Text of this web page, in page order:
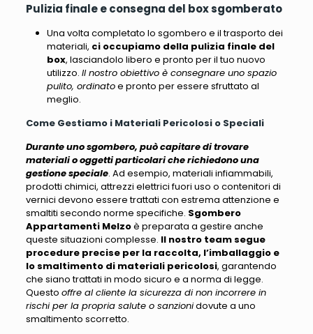
Pulizia finale e consegna del box sgomberato
Una volta completato lo sgombero e il trasporto dei
materiali, ci occupiamo della pulizia finale del
box, lasciandolo libero e pronto per il tuo nuovo
utilizzo. Il nostro obiettivo è consegnare uno spazio
pulito, ordinatoe pronto per essere sfruttato al
meglio.
Come Gestiamo i Materiali Pericolosi o Speciali
Durante uno sgombero, può capitare di trovare
materiali o oggetti particolari che richiedono una
gestione speciale. Ad esempio, materiali infiammabili,
prodotti chimici, attrezzi elettrici fuori uso o contenitori di
vernici devono essere trattati con estrema attenzione e
smaltiti secondo norme specifiche. Sgombero
Appartamenti Melzoè preparata a gestire anche
queste situazioni complesse. Il nostro team segue
procedure precise per la raccolta, l’imballaggio e
lo smaltimento di materiali pericolosi, garantendo
che siano trattati in modo sicuro e a norma di legge.
Questo offre al cliente la sicurezza di non incorrere in
rischi per la propria salute o sanzionidovute a uno
smaltimento scorretto.